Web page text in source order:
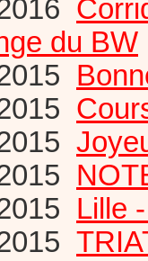
du BW
Lille